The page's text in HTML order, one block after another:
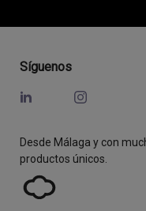
Síguenos
Desde Málaga y con
productos únicos.